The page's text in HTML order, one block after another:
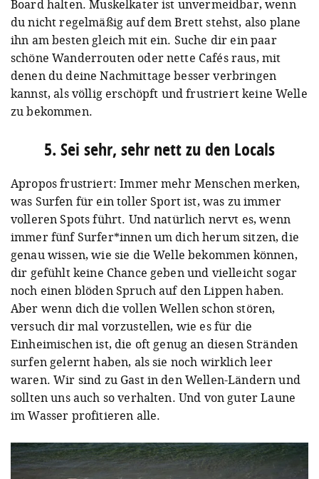
Board halten. Muskelkater ist unvermeidbar, wenn
du nicht regelmäßig auf dem Brett stehst, also plane
ihn am besten gleich mit ein. Suche dir ein paar
schöne Wanderrouten oder nette Cafés raus, mit
denen du deine Nachmittage besser verbringen
kannst, als völlig erschöpft und frustriert keine Welle
zu bekommen.
5. Sei sehr, sehr nett zu den Locals
Apropos frustriert: Immer mehr Menschen merken,
was Surfen für ein toller Sport ist, was zu immer
volleren Spots führt. Und natürlich nervt es, wenn
immer fünf Surfer*innen um dich herum sitzen, die
genau wissen, wie sie die Welle bekommen können,
dir gefühlt keine Chance geben und vielleicht sogar
noch einen blöden Spruch auf den Lippen haben.
Aber wenn dich die vollen Wellen schon stören,
versuch dir mal vorzustellen, wie es für die
Einheimischen ist, die oft genug an diesen Stränden
surfen gelernt haben, als sie noch wirklich leer
waren. Wir sind zu Gast in den Wellen-Ländern und
sollten uns auch so verhalten. Und von guter Laune
im Wasser profitieren alle.